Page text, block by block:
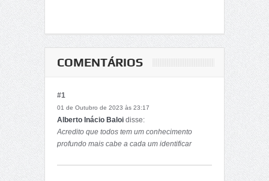
COMENTÁRIOS
#1
01 de Outubro de 2023 às 23:17
Alberto Inácio Baloi disse:
Acredito que todos tem um conhecimento
profundo mais cabe a cada um identificar